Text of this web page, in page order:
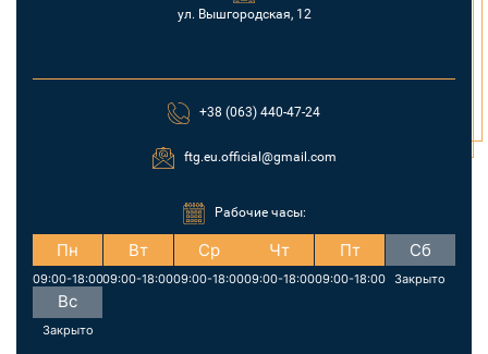
ул. Вышгородская, 12
+38 (063) 440-47-24
ftg.eu.official@gmail.com
Рабочие часы:
Пн
09:00-18:00
Вт
09:00-18:00
Ср
09:00-18:00
Чт
09:00-18:00
Пт
09:00-18:00
Сб
Закрыто
Вс
Закрыто